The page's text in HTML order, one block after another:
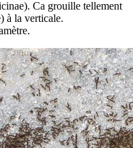
Ca grouille tellement
à la verticale.